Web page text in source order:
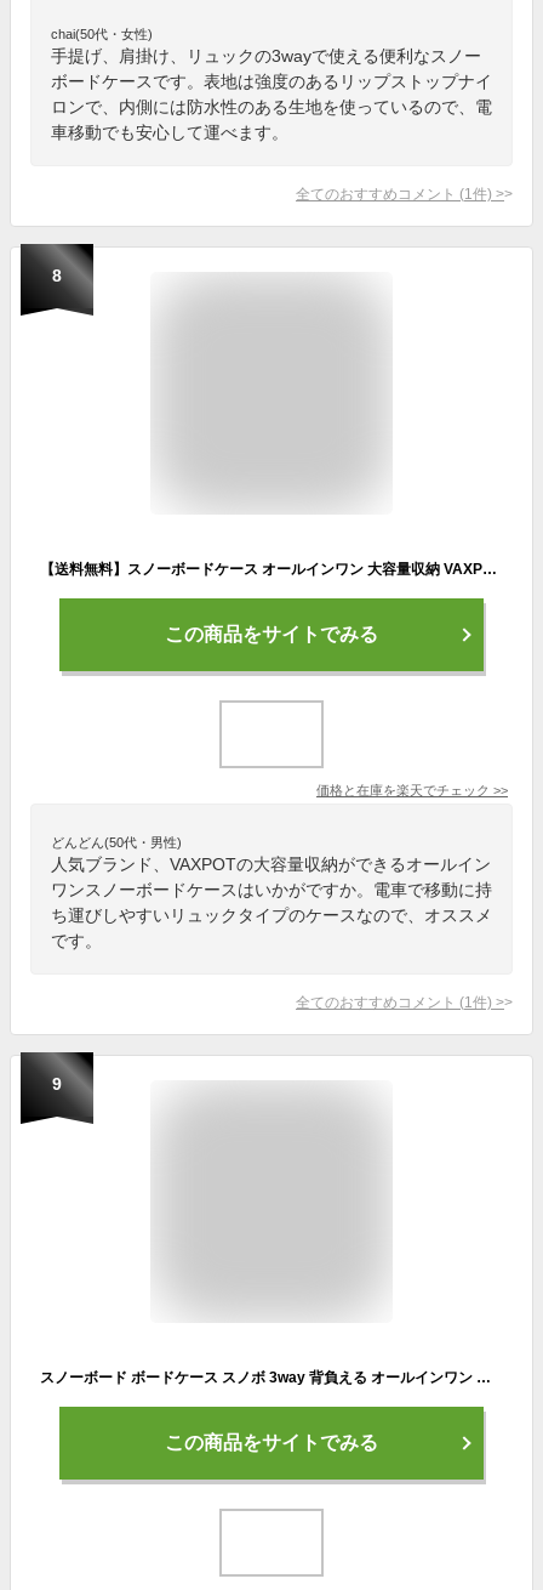
chai(50代・女性)
手提げ、肩掛け、リュックの3wayで使える便利なスノー
ボードケースです。表地は強度のあるリップストップナイ
ロンで、内側には防水性のある生地を使っているので、電
車移動でも安心して運べます。
全てのおすすめコメント (1 件) >
8
【送料無料】スノーボードケース オールインワン 大容量収納 VAXPOT(バックスポット) スノーボード ケース VA-3211【ボード適応サイズ150-160cm】【ボードケース スノボ ケース 3WAY 大容量 リュック】【スノーボード ウェア ゴーグル ソックス など収納可】[返品交換不可]
この商品をサイトでみる
価格と在庫を楽天でチェック >>
どんどん(50代・男性)
人気ブランド、VAXPOTの大容量収納ができるオールイン
ワンスノーボードケースはいかがですか。電車で移動に持
ち運びしやすいリュックタイプのケースなので、オススメ
です。
全てのおすすめコメント (1 件) >
9
スノーボード ボードケース スノボ 3way 背負える オールインワン 板 バッグ メンズ レディース ブランド バック 150 160cm 板 ウェア ブ
この商品をサイトでみる